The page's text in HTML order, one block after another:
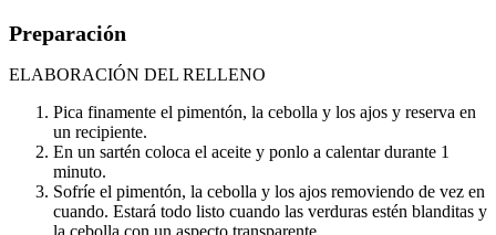
Preparación
ELABORACIÓN DEL RELLENO
Pica finamente el pimentón, la cebolla y los ajos y reserva en
un recipiente.
En un sartén coloca el aceite y ponlo a calentar durante 1
minuto.
Sofríe el pimentón, la cebolla y los ajos removiendo de vez en
cuando. Estará todo listo cuando las verduras estén blanditas y
la cebolla con un aspecto transparente.